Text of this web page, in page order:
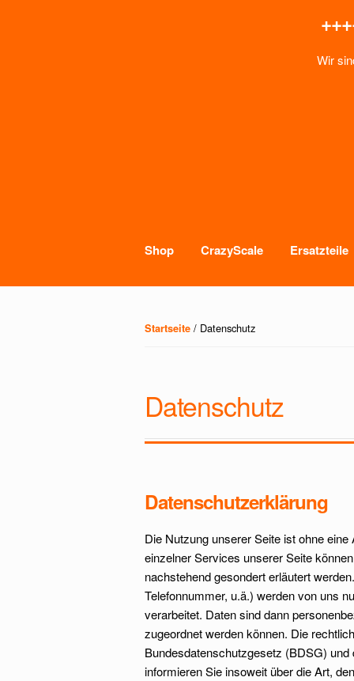
Shop CrazyScale Ersatzteile
Startseite / Datenschutz
Datenschutz
Datenschutzerklärung
Die Nutzung unserer Seite ist ohne
einzelner Services unserer Seite
nachstehend gesondert erläutert
Telefonnummer, u.ä.) werden von uns
verarbeitet. Daten sind dann
zugeordnet werden können. Die
Bundesdatenschutzgesetz (BDSG)
informieren Sie insoweit über die Art,
Wir